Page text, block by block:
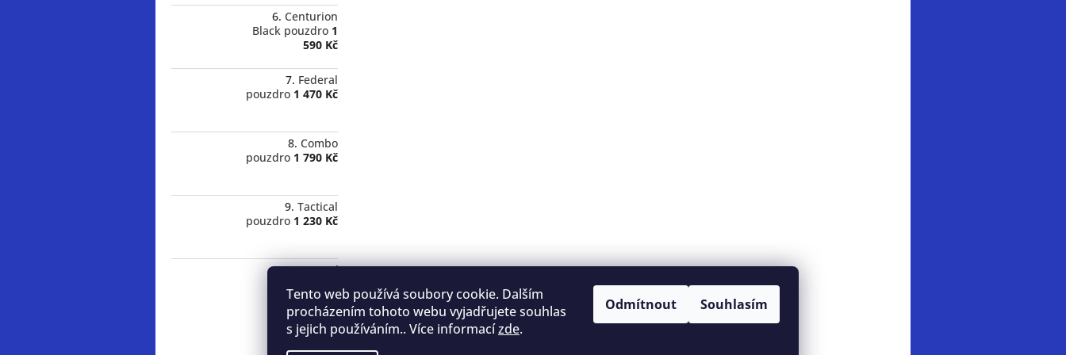
Tento web používá soubory cookie. Dalším
procházením tohoto webu vyjadřujete souhlas
s jejich používáním.. Více informacízde.
Odmítnout Souhlasím
Centurion
Black pouzdro 1
590 Kč
Federal
pouzdro 1 470 Kč
Combo
pouzdro 1 790 Kč
Tactical
pouzdro 1 230 Kč
Dopravní